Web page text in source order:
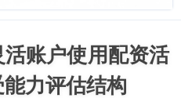
账户使用配资活
力评估结构